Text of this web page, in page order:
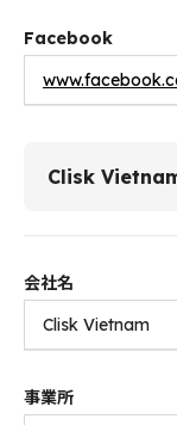
Facebook
Clisk
会社名
Clisk Vietnam
事業所